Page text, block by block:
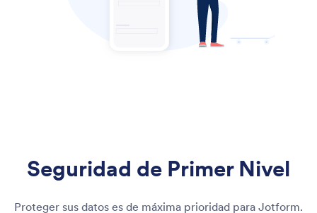
Seguridad de Primer Nivel
Proteger sus datos es de máxima prioridad para Jotform.